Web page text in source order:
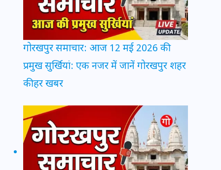
गोरखपुर समाचार: आज 12 मई 2026 की
प्रमुख सुर्खियां: एक नजर में जानें गोरखपुर शहर
की हर खबर